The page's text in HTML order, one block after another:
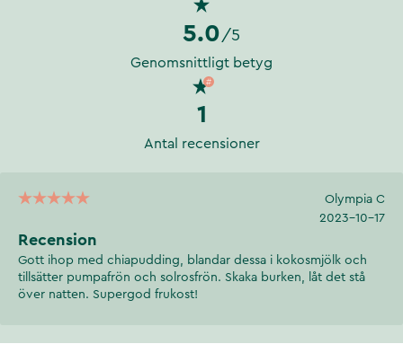
5.0 /5
Genomsnittligt betyg
1
Antal recensioner
Olympia C
2023-10-17
Recension
Gott ihop med chiapudding, blandar dessa i kokosmjölk och
tillsätter pumpafrön och solrosfrön. Skaka burken, låt det stå
över natten. Supergod frukost!